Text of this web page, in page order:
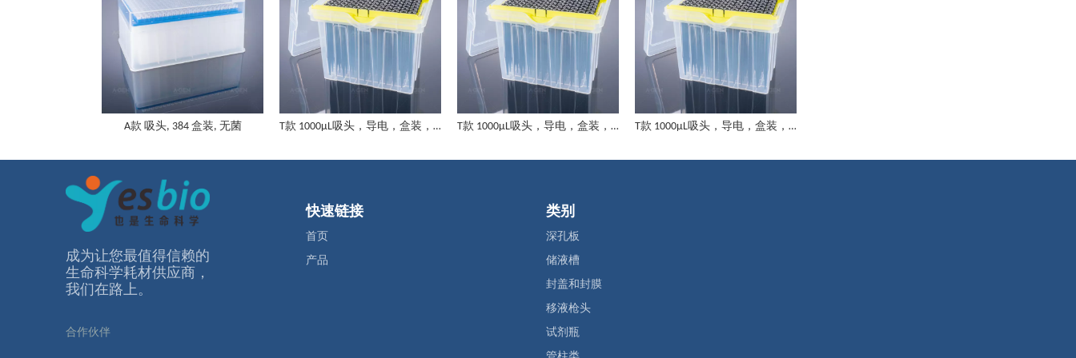
A款 吸头, 384 盒装, 无菌 T款 1000μL吸头，导电，盒装，低吸附 T款 1000μL吸头，导电，盒装，无菌 T款 1000μL吸头，导电，盒装，无菌，低吸附
成为让您最值得信赖的
⽣命科学耗材供应商，
我们在路上。
合作伙伴
快速链接
首页
产品
类别
深孔板
储液槽
封盖和封膜
移液枪头
试剂瓶